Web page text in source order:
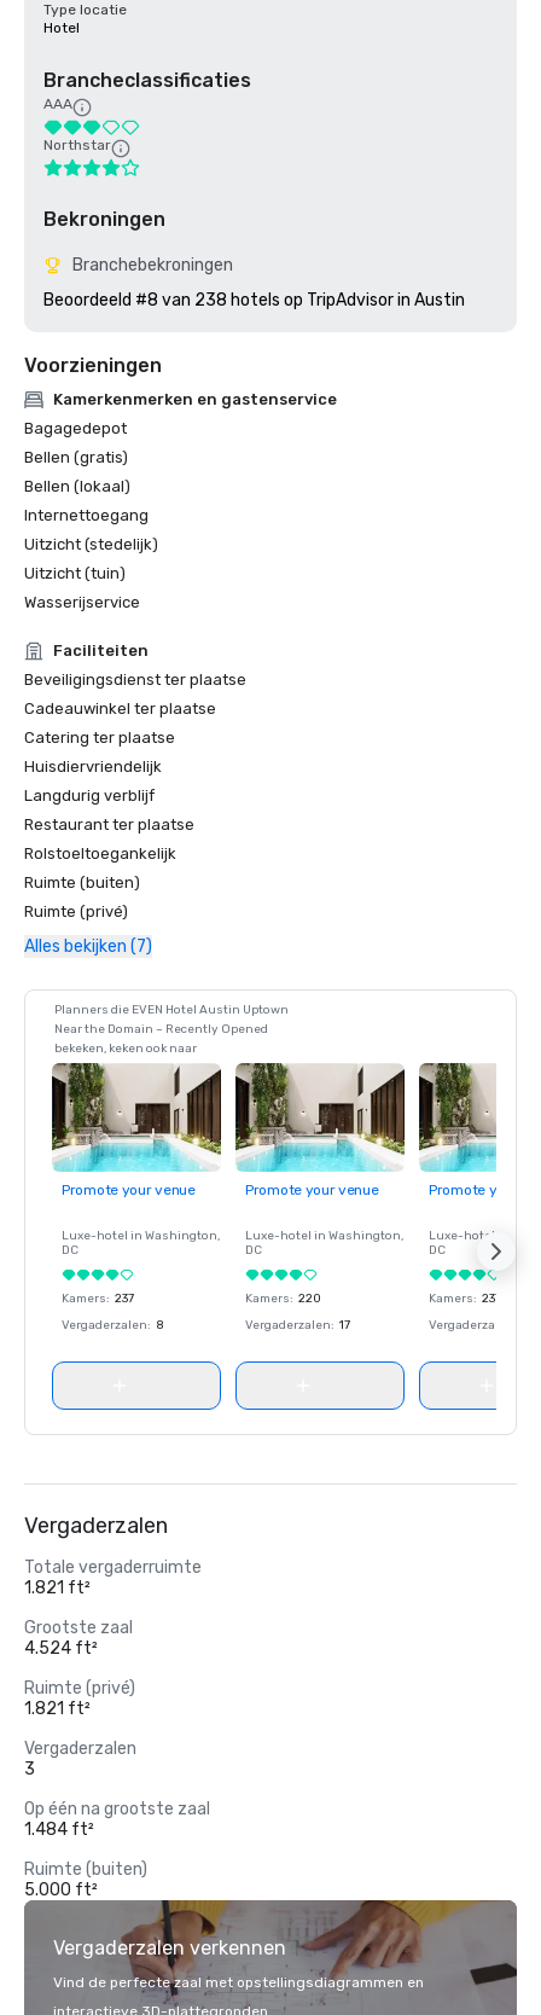
Type locatie
Hotel
Brancheclassificaties
AAA
Northstar
Bekroningen
Branchebekroningen
Beoordeeld #8 van 238 hotels op TripAdvisor in Austin
Voorzieningen
Kamerkenmerken en gastenservice
Bagagedepot
Bellen (gratis)
Bellen (lokaal)
Internettoegang
Uitzicht (stedelijk)
Uitzicht (tuin)
Wasserijservice
Faciliteiten
Beveiligingsdienst ter plaatse
Cadeauwinkel ter plaatse
Catering ter plaatse
Huisdiervriendelijk
Langdurig verblijf
Restaurant ter plaatse
Rolstoeltoegankelijk
Ruimte (buiten)
Ruimte (privé)
Alles bekijken (7)
Planners die EVEN Hotel Austin Uptown
Near the Domain – Recently Opened
bekeken, keken ook naar
Promote your venue
Luxe-hotel in Washington,
DC
Kamers: 237
Vergaderzalen: 8
Promote your venue
Luxe-hotel in Washington,
DC
Kamers: 220
Vergaderzalen: 17
Promote your
Luxe-hotel in
DC
Kamers: 237
Vergaderzalen
Vergaderzalen
Totale vergaderruimte
1.821 ft²
Grootste zaal
4.524 ft²
Ruimte (privé)
1.821 ft²
Vergaderzalen
3
Op één na grootste zaal
1.484 ft²
Ruimte (buiten)
5.000 ft²
Vergaderzalen verkennen
Vind de perfecte zaal met opstellingsdiagrammen en
interactieve 3D-plattegronden.